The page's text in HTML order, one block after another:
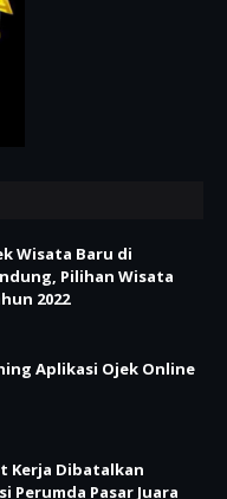
Wisata Baru di
Pilihan Wisata
2022
Aplikasi Ojek Online
Kerja Dibatalkan
Perumda Pasar Juara